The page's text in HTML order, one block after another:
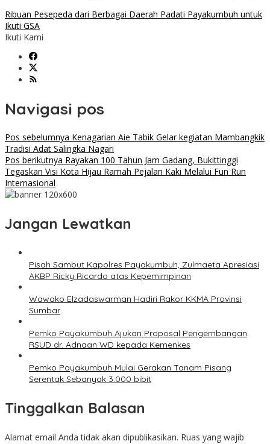
Ribuan Pesepeda dari Berbagai Daerah Padati Payakumbuh untuk
Ikuti GSA
Ikuti Kami
Navigasi pos
Pos sebelumnya Kenagarian Aie Tabik Gelar kegiatan Mambangkik
Tradisi Adat Salingka Nagari
Pos berikutnya Rayakan 100 Tahun Jam Gadang, Bukittinggi
Tegaskan Visi Kota Hijau Ramah Pejalan Kaki Melalui Fun Run
Internasional
Jangan Lewatkan
Pisah Sambut Kapolres Payakumbuh, Zulmaeta Apresiasi
AKBP Ricky Ricardo atas Kepemimpinan
Wawako Elzadaswarman Hadiri Rakor KKMA Provinsi
Sumbar
Pemko Payakumbuh Ajukan Proposal Pengembangan
RSUD dr. Adnaan WD kepada Kemenkes
Pemko Payakumbuh Mulai Gerakan Tanam Pisang
Serentak Sebanyak 3.000 bibit
Tinggalkan Balasan
Alamat email Anda tidak akan dipublikasikan. Ruas yang wajib